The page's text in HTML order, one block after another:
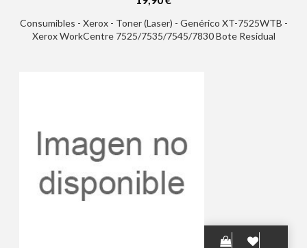
Consumibles - Xerox - Toner (Laser) - Genérico XT-7525WTB -
Xerox WorkCentre 7525/7535/7545/7830 Bote Residual